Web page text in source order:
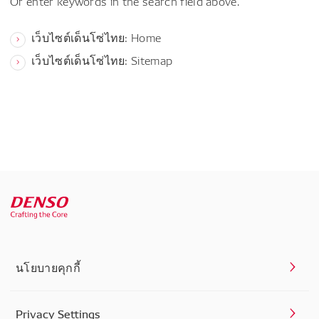
เว็บไซต์เด็นโซ่ไทย: Home
เว็บไซต์เด็นโซ่ไทย: Sitemap
นโยบายคุกกี้
Privacy Settings